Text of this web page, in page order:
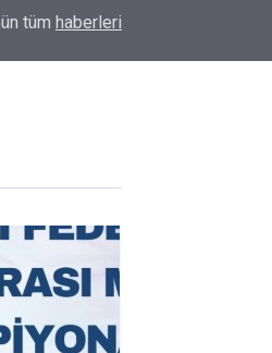
ALTINORDU’DA KURUCU
tüm haberleri